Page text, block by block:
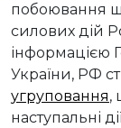
побоювання
силових дій
інформацією
України, РФ
угруповання,
наступальні